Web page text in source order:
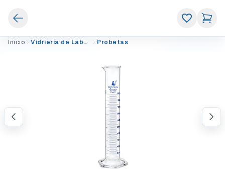
Inicio Vidriería de Laboratorio Probetas